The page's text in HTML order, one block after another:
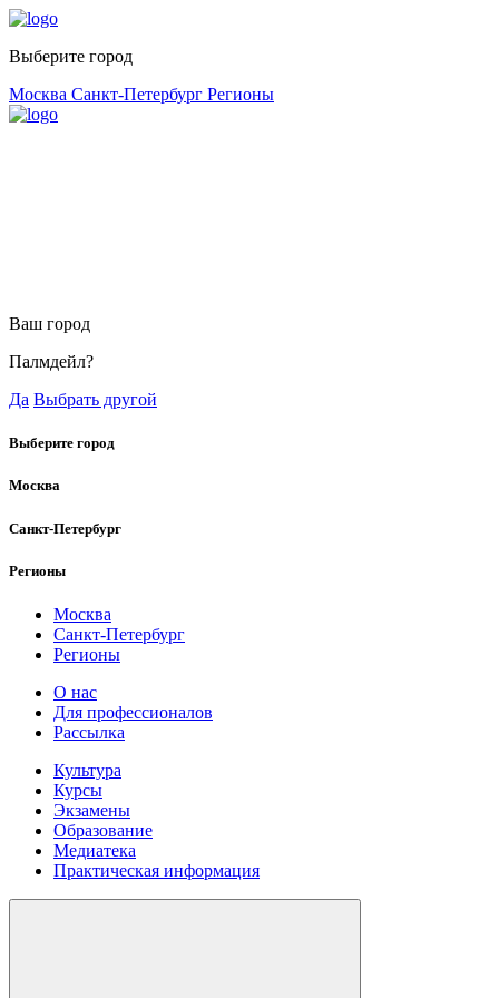
Выберите город
Москва Санкт-Петербург Регионы
Ваш город
Палмдейл?
Да Выбрать другой
Выберите город
Москва
Санкт-Петербург
Регионы
Москва
Санкт-Петербург
Регионы
О нас
Для профессионалов
Рассылка
Культура
Курсы
Экзамены
Образование
Медиатека
Практическая информация